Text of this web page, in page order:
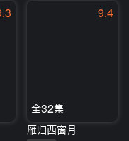
9.4
全32集
雁归西窗月